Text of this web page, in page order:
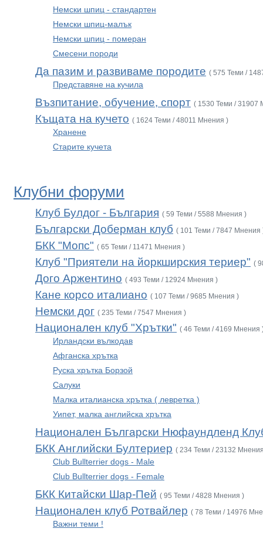
Немски шпиц - стандартен
Немски шпиц-малък
Немски шпиц - померан
Смесени породи
Да пазим и развиваме породите ( 575 Теми /
Представяне на кучила
Възпитание, обучение, спорт ( 1530 Теми / 31907
Къщата на кучето ( 1624 Теми / 48011 Мнения )
Хранене
Старите кучета
Клубни форуми
Клуб Булдог - България ( 59 Теми / 5588 Мнения )
Български Доберман клуб ( 101 Теми / 7847 Мнения
БКК "Мопс" ( 65 Теми / 11471 Мнения )
Клуб "Приятели на йоркширския териер" (
Дого Аржентино ( 493 Теми / 12924 Мнения )
Кане корсо италиано ( 107 Теми / 9685 Мнения )
Немски дог ( 235 Теми / 7547 Мнения )
Национален клуб "Хрътки" ( 46 Теми / 4169 Мнения
Ирландски вълкодав
Афганска хрътка
Руска хрътка Борзой
Салуки
Малка италианска хрътка ( левретка )
Уипет, малка английска хрътка
Национален Български Нюфаундленд
БКК Английски Бултериер ( 234 Теми / 23132
Club Bullterrier dogs - Male
Club Bullterrier dogs - Female
БКК Китайски Шар-Пей ( 95 Теми / 4828 Мнения )
Национален клуб Ротвайлер ( 78 Теми / 14976
Важни теми !